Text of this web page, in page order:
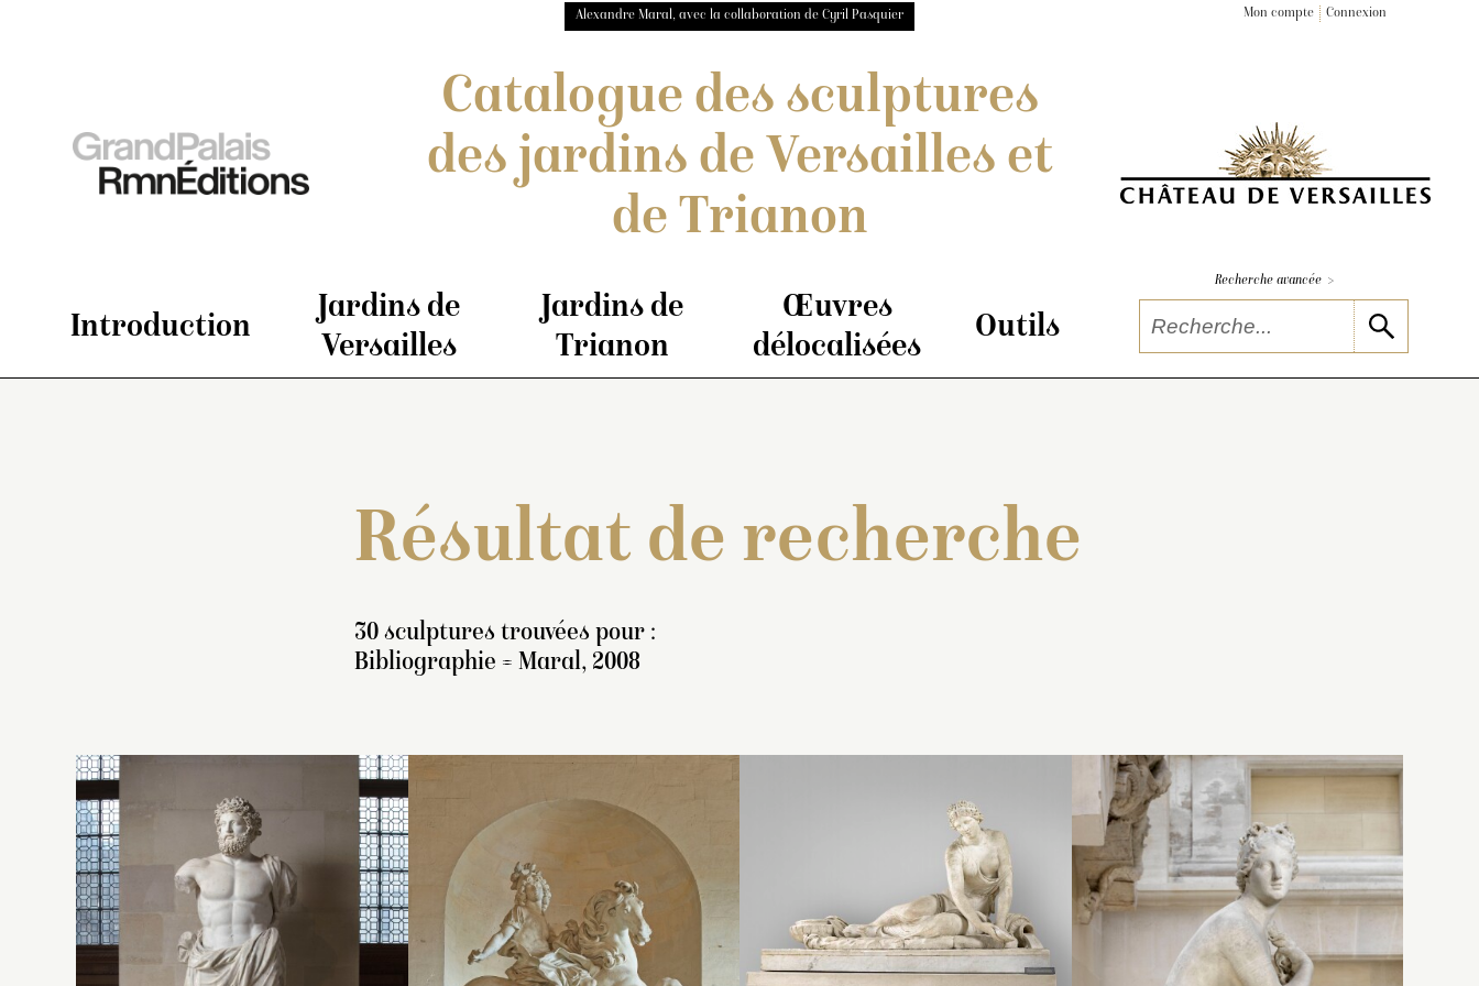
Alexandre Maral, avec la collaboration de Cyril Pasquier Mon compte Connexion
Catalogue des sculptures
des jardins de Versailles et
de Trianon
Introduction
Jardins de
Versailles
Jardins de
Trianon
Œuvres
délocalisées
Outils
Recherche avancée >
Résultat de recherche
30 sculptures trouvées pour :
Bibliographie = Maral, 2008
Inventaire de 1707 : « Un
terme de marbre blanc,
représentant un Jupiter, le
torse nud et sans bras,
ayant un bout de draperie
Inventaire de 1707 : « Une
statue équestre de marbre
blanc deMarcus Curtius
a un casque en teste orné
d’un bouquet de plumes, le
Inventaire de 1707 : « Une
statue de marbre blanc,
représentant laNimphe à la
coquille , couchée sur une
draperie, ayant les cheveux
Inventaire de 1707 : « Une
statue de marbre blanc,
représentant une Vénus
nue, sortant du bain,
regardant par-dessus